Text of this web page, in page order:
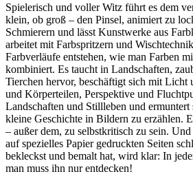
Spielerisch und voller Witz führt es dem
klein, ob groß – den Pinsel, animiert zu
Schmierern und lässt Kunstwerke aus
arbeitet mit Farbspritzern und
Farbverläufe entstehen, wie man Farben
kombiniert. Es taucht in Landschaften,
Tierchen hervor, beschäftigt sich mit Licht
und Körperteilen, Perspektive und
Landschaften und Stillleben und
kleine Geschichte in Bildern zu erzählen.
– außer dem, zu selbstkritisch zu sein.
auf spezielles Papier gedruckten Seiten
bekleckst und bemalt hat, wird klar: In
man muss ihn nur entdecken!